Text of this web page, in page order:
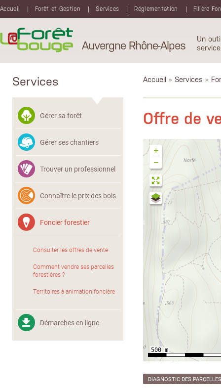
Accueil
Forêt et Gestion Services Réglementation Filière
Auvergne Rhône-Alpes
Un
Services
Gérer sa forêt
Gérer ses chantiers
Trouver un professionnel
Connaître le prix des bois
Foncier forestier
Consulter les offres de vente
Comment vendre ses parcelles
forestières ?
Territoires à animation foncière
Démarches en ligne
Accueil » Services »
Offre de
+
−
DIAGNOSTIC DES PARCELLES